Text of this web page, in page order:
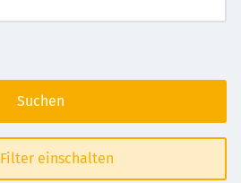
Suchen
Filter einschalten